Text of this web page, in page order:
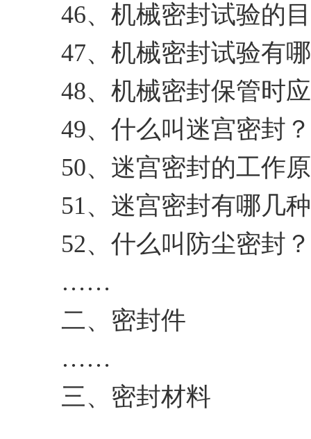
46、机械密封试验的
47、机械密封试验有
48、机械密封保管时
49、什么叫迷宫密封
50、迷宫密封的工作
51、迷宫密封有哪几
52、什么叫防尘密封
……
二、密封件
……
三、密封材料